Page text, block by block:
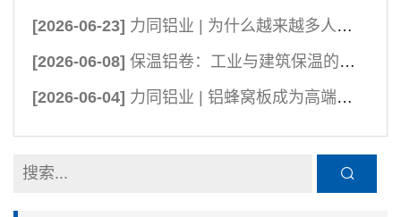
[2026-06-23] 力同铝业 | 为什么越来越多人选择全铝家居？
[2026-06-08] 保温铝卷：工业与建筑保温的核心担当
[2026-06-04] 力同铝业 | 铝蜂窝板成为高端建筑外墙的优选